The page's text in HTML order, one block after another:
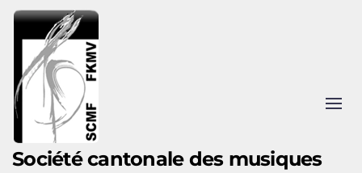
Accéder au contenu principal
Société cantonale des musiques